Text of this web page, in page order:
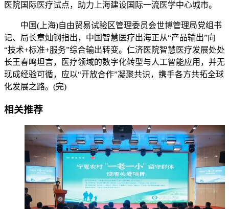
医院国际医疗试点，助力上海建设国际一流医学中心城市。
中国(上海)自由贸易试验区管理委员会世博管理局党组书
记、局长章灿钢指出，中国智慧医疗出海正从“产品输出”向
“技术+标准+服务”综合输出转变。仁济医院智慧医疗发展处处
长王春鸣坦言，医疗领域的数字化转型与人工智能应用，并无
现成经验可循，应以“开放合作”凝聚共识，携手各方共拓全球
化发展之路。(完)
相关推荐